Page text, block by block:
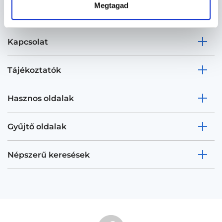
Megtagad
Kapcsolat
Tájékoztatók
Hasznos oldalak
Gyűjtő oldalak
Népszerű keresések